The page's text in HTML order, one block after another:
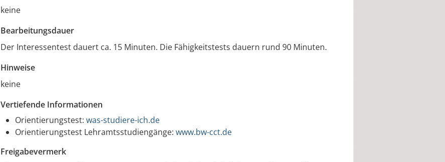
keine
Bearbeitungsdauer
Der Interessentest dauert ca. 15 Minuten. Die Fähigkeitstests dauern rund 90 Minuten.
Hinweise
keine
Vertiefende Informationen
Orientierungstest:was-studiere-ich.de
Orientierungstest Lehramtsstudiengänge:www.bw-cct.de
Freigabevermerk